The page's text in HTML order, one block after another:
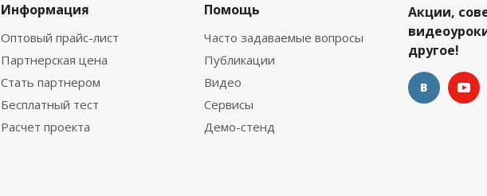
Информация
Оптовый прайс-лист
Партнерская цена
Стать партнером
Бесплатный тест
Расчет проекта
Помощь
Часто задаваемые вопросы
Публикации
Видео
Сервисы
Демо-стенд
Акции,
другое!